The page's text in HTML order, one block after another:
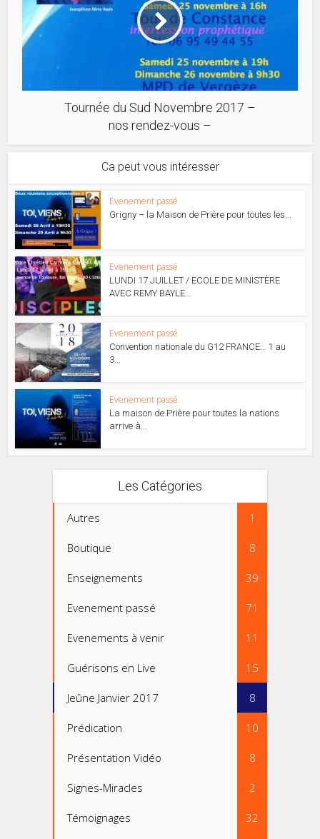
Tournée du Sud Novembre 2017 –
nos rendez-vous –
Ca peut vous intéresser
Evenement passé
Grigny – la Maison de Prière pour toutes les...
Evenement passé
LUNDI 17 JUILLET / ECOLE DE MINISTÈRE
AVEC REMY BAYLE...
Evenement passé
Convention nationale du G12 FRANCE… 1 au
3...
Evenement passé
La maison de Prière pour toutes la nations
arrive à...
Les Catégories
Autres 1
Boutique 8
Enseignements 39
Evenement passé 71
Evenements à venir 11
Guérisons en Live 15
Jeûne Janvier 2017 8
Prédication 10
Présentation Vidéo 8
Signes-Miracles 2
Témoignages 32